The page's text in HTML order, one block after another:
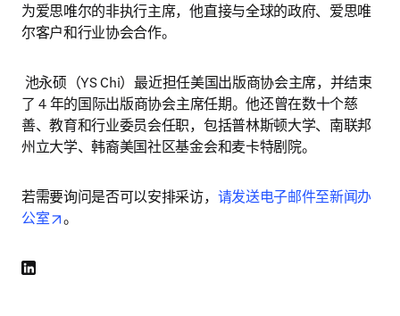
为爱思唯尔的非执行主席，他直接与全球的政府、爱思唯
尔客户和行业协会合作。
池永硕（YS Chi）最近担任美国出版商协会主席，并结束
了 4 年的国际出版商协会主席任期。他还曾在数十个慈
善、教育和行业委员会任职，包括普林斯顿大学、南联邦
州立大学、韩裔美国社区基金会和麦卡特剧院。
若需要询问是否可以安排采访， 请发送电子邮件至新闻办
公室
opens in new tab/window
。
LinkedIn 在新的选项卡/窗口中打开